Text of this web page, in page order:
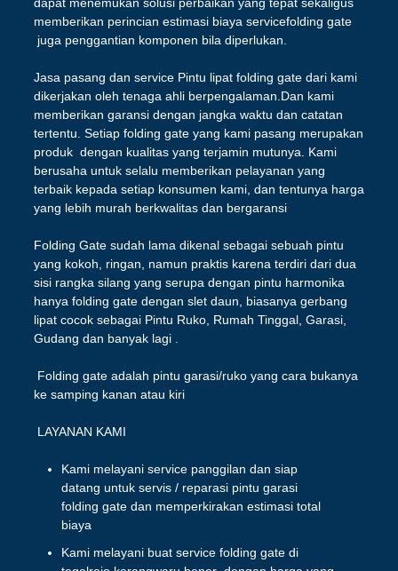
memberikan perincian estimasi biaya servicefolding gate
juga penggantian komponen bila diperlukan.
Jasa pasang dan service Pintu lipat folding gate dari kami
dikerjakan oleh tenaga ahli berpengalaman.Dan kami
memberikan garansi dengan jangka waktu dan catatan
tertentu. Setiap folding gate yang kami pasang merupakan
produk dengan kualitas yang terjamin mutunya. Kami
berusaha untuk selalu memberikan pelayanan yang
terbaik kepada setiap konsumen kami, dan tentunya harga
yang lebih murah berkwalitas dan bergaransi
Folding Gate sudah lama dikenal sebagai sebuah pintu
yang kokoh, ringan, namun praktis karena terdiri dari dua
sisi rangka silang yang serupa dengan pintu harmonika
hanya folding gate dengan slet daun, biasanya gerbang
lipat cocok sebagai Pintu Ruko, Rumah Tinggal, Garasi,
Gudang dan banyak lagi .
Folding gate adalah pintu garasi/ruko yang cara bukanya
ke samping kanan atau kiri
LAYANAN KAMI
Kami melayani service panggilan dan siap
datang untuk servis / reparasi pintu garasi
folding gate dan memperkirakan estimasi total
biaya
Kami melayani buat service folding gate di